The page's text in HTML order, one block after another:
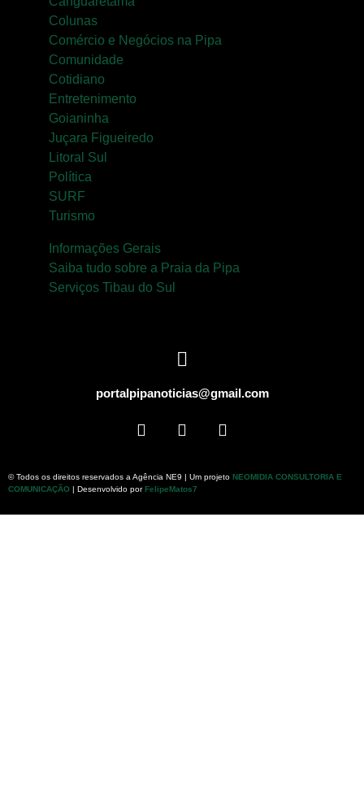
Colunas
Comércio e Negócios na Pipa
Comunidade
Cotidiano
Entretenimento
Goianinha
Juçara Figueiredo
Litoral Sul
Política
SURF
Turismo
Informações Gerais
Saiba tudo sobre a Praia da Pipa
Serviços Tibau do Sul
portalpipanoticias@gmail.com
© Todos os direitos reservados a Agência NE9 | Um projeto NEOMIDIA CONSULTORIA E
COMUNICAÇÃO | Desenvolvido porFelipeMatos7